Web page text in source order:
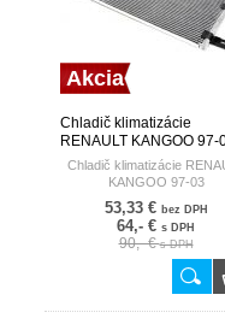
Akcia
Chladič klimatizácie
RENAULT KANGOO 97-
HART
Chladič klimatizácie
KANGOO 97-03
53,33 € bez DPH
64,- € s DPH
90,- €s DPH